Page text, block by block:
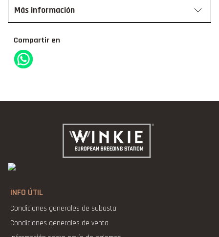
Más información
Compartir en
INFO ÚTIL
Condiciones generales de subasta
Condiciones generales de venta